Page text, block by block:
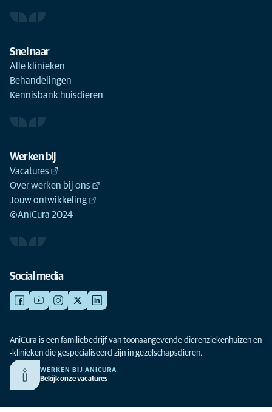
Snel naar
Alle klinieken
Behandelingen
Kennisbank huisdieren
Werken bij
Vacatures
Over werken bij ons
Jouw ontwikkeling
©AniCura 2024
Social media
AniCura is een familiebedrijf van toonaangevende dierenziekenhuizen en
-klinieken die gespecialiseerd zijn in gezelschapsdieren.
WERKEN BIJ ANICURA
Bekijk onze vacatures